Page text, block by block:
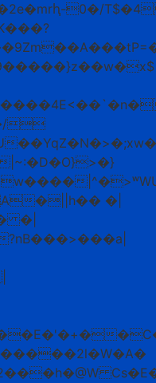
0�/

�||h�� �|
�|